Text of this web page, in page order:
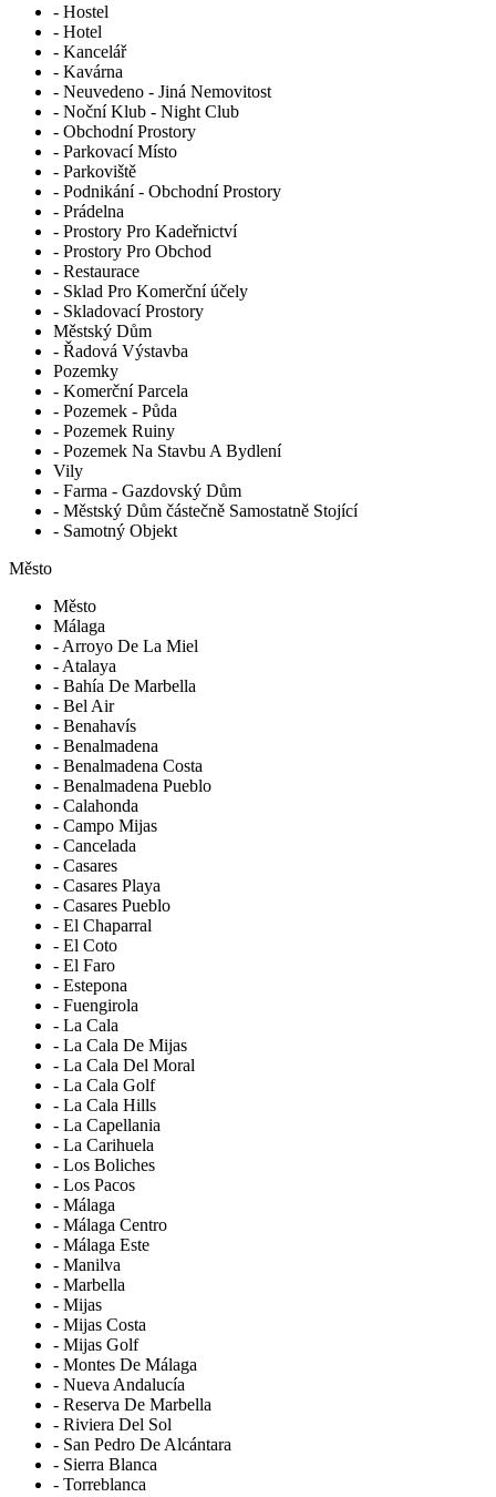
- Hostel
- Hotel
- Kancelář
- Kavárna
- Neuvedeno - Jiná Nemovitost
- Noční Klub - Night Club
- Obchodní Prostory
- Parkovací Místo
- Parkoviště
- Podnikání - Obchodní Prostory
- Prádelna
- Prostory Pro Kadeřnictví
- Prostory Pro Obchod
- Restaurace
- Sklad Pro Komerční účely
- Skladovací Prostory
Městský Dům
- Řadová Výstavba
Pozemky
- Komerční Parcela
- Pozemek - Půda
- Pozemek Ruiny
- Pozemek Na Stavbu A Bydlení
Vily
- Farma - Gazdovský Dům
- Městský Dům částečně Samostatně Stojící
- Samotný Objekt
Město
Město
Málaga
- Arroyo De La Miel
- Atalaya
- Bahía De Marbella
- Bel Air
- Benahavís
- Benalmadena
- Benalmadena Costa
- Benalmadena Pueblo
- Calahonda
- Campo Mijas
- Cancelada
- Casares
- Casares Playa
- Casares Pueblo
- El Chaparral
- El Coto
- El Faro
- Estepona
- Fuengirola
- La Cala
- La Cala De Mijas
- La Cala Del Moral
- La Cala Golf
- La Cala Hills
- La Capellania
- La Carihuela
- Los Boliches
- Los Pacos
- Málaga
- Málaga Centro
- Málaga Este
- Manilva
- Marbella
- Mijas
- Mijas Costa
- Mijas Golf
- Montes De Málaga
- Nueva Andalucía
- Reserva De Marbella
- Riviera Del Sol
- San Pedro De Alcántara
- Sierra Blanca
- Torreblanca